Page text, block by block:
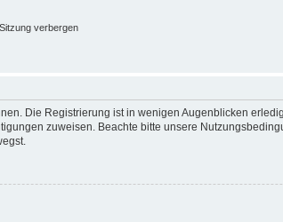
verbergen
Die Registrierung ist in wenigen Augenblicken
zuweisen. Beachte bitte unsere